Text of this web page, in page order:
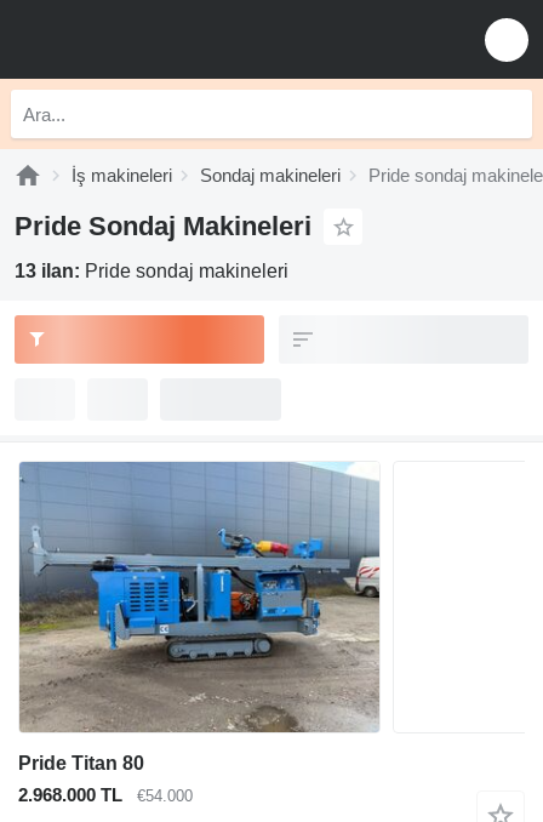
İş makineleri Sondaj makineleri Pride sondaj
Pride Sondaj Makineleri
13 ilan: Pride sondaj makineleri
Pride Titan 80
2.968.000 TL
€54.000